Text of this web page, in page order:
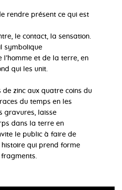
rendre présent ce qui est
le contact, la sensation.
symbolique
et de la terre, en
qui les unit.
zinc aux quatre coins du
du temps en les
gravures, laisse
dans la terre en
le public à faire de
histoire qui prend forme